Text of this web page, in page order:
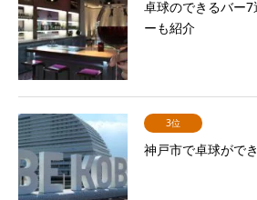
卓球のできるバー
ーも紹介
3位
神戸市で卓球がで